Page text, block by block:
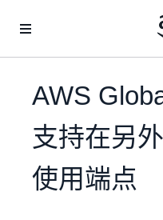
AWS
支持在另
使用端点